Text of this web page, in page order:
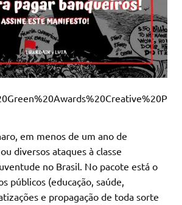
em menos de um ano de
diversos ataques à classe
no Brasil. No pacote está o
públicos (educação, saúde,
e propagação de toda sorte